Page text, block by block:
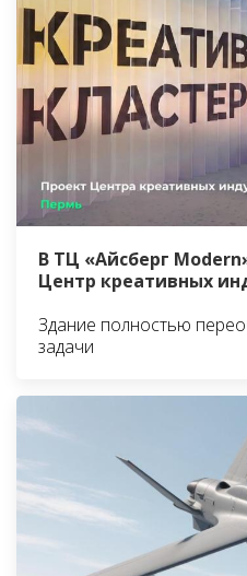
В ТЦ «Айсберг
Центр креативных
Здание полностью
задачи